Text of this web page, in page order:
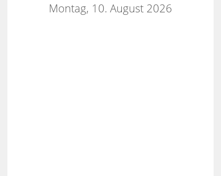
Montag, 10. August 2026